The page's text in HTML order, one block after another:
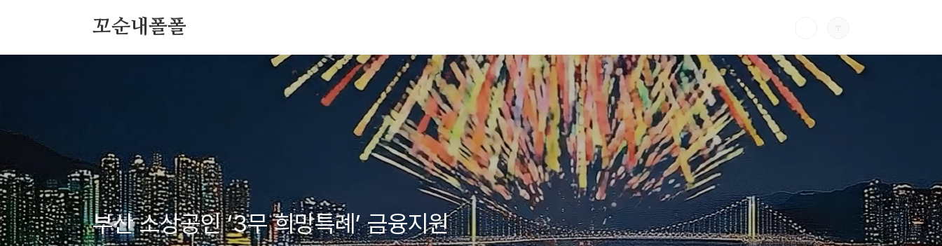
꼬순내폴폴
부산 소상공인 ‘3무 희망특례’ 금융지원